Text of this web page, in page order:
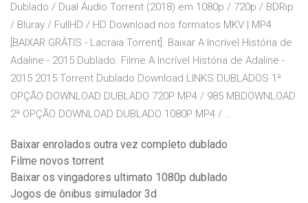
Dublado / Dual Áudio Torrent (2018) em 1080p / 720p / BDRip
/ Bluray / FullHD / HD Download nos formatos MKV | MP4
[BAIXAR GRÁTIS - Lacraia Torrent]. Baixar A Incrível História de
Adaline - 2015 Dublado. Filme A Incrível História de Adaline -
2015 2015 Torrent Dublado Download LINKS DUBLADOS 1ª
OPÇÃO DOWNLOAD DUBLADO 720P MP4 / 985 MBDOWNLOAD
2ª OPÇÃO DOWNLOAD DUBLADO 1080P MP4 / …
Baixar enrolados outra vez completo dublado
Filme novos torrent
Baixar os vingadores ultimato 1080p dublado
Jogos de ônibus simulador 3d